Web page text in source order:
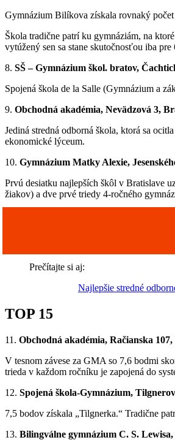
Gymnázium Bilíkova získala rovnaký
Škola tradične patrí ku gymnáziám, na
vytúžený sen sa stane skutočnosťou iba
8. SŠ – Gymnázium škol. bratov,
Spojená škola de la Salle (Gymnázium a
9. Obchodná akadémia, Nevädzová 3,
Jediná stredná odborná škola, ktorá sa
ekonomické lýceum.
10. Gymnázium Matky Alexie,
Prvú desiatku najlepších škôl v Bratislave
žiakov) a dve prvé triedy 4-ročného
Prečítajte si aj:
Najlepšie stredné
TOP 15
11. Obchodná akadémia, Račianska
V tesnom závese za GMA so 7,6 bodmi
trieda v každom ročníku je zapojená do
12. Spojená škola-Gymnázium,
7,5 bodov získala „Tilgnerka.“ Tradične
13. Bilingválne gymnázium C. S.